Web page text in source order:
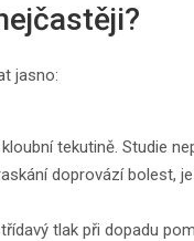
jasno:
tekutině. Studie
doprovází bolest,
tlak při dopadu